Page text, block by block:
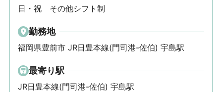
日・祝　その他シフト制
勤務地
福岡県豊前市 JR日豊本線(門司港-佐伯) 宇島駅
最寄り駅
JR日豊本線(門司港-佐伯) 宇島駅